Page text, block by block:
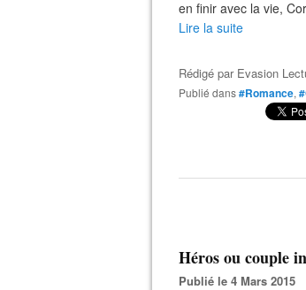
en finir avec la vie,
Lire la suite
Rédigé par Evasion
Publié dans#Romance,
Héros ou couple
Publié le 4 Mars 2015